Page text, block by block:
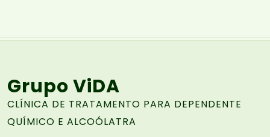
Grupo ViDA
CLÍNICA DE TRATAMENTO PARA DEPENDENTE
QUÍMICO E ALCOÓLATRA